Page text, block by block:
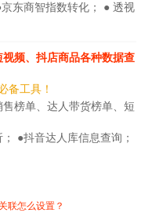
东商智指数转化； ● 透视
频、抖店商品各种数据查
备工具！
榜单、达人带货榜单、短
●抖音达人库信息查询；
联怎么设置？